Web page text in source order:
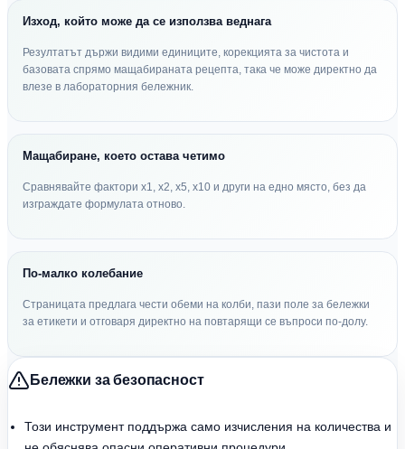
Изход, който може да се използва веднага
Резултатът държи видими единиците, корекцията за чистота и
базовата спрямо мащабираната рецепта, така че може директно да
влезе в лабораторния бележник.
Мащабиране, което остава четимо
Сравнявайте фактори x1, x2, x5, x10 и други на едно място, без да
изграждате формулата отново.
По-малко колебание
Страницата предлага чести обеми на колби, пази поле за бележки
за етикети и отговаря директно на повтарящи се въпроси по-долу.
Бележки за безопасност
Този инструмент поддържа само изчисления на количества и